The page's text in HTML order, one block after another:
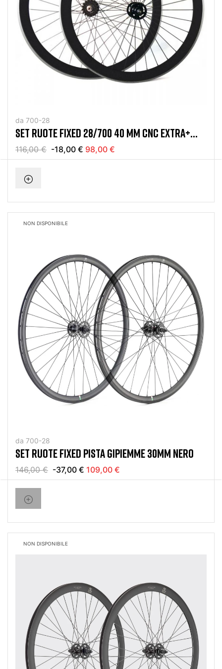
da 700-28
SET RUOTE FIXED 28/700 40 MM CNC EXTRA+
NERO
116,00 € -18,00 € 98,00 €
NON DISPONIBILE
da 700-28
SET RUOTE FIXED PISTA GIPIEMME 30MM NERO
146,00 € -37,00 € 109,00 €
NON DISPONIBILE